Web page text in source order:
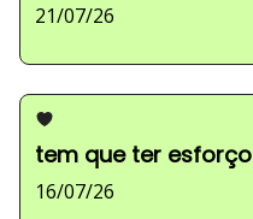
21/07/26
tem que ter esforço
16/07/26